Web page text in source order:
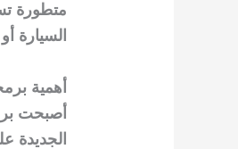
متطورة
السيارة
أهمية
أصبحت
الجديدة